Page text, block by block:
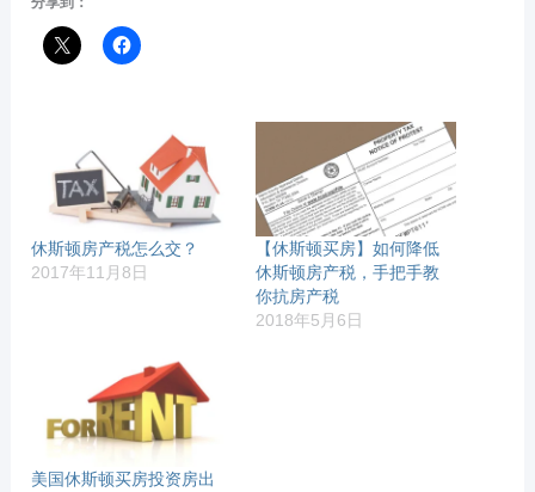
休斯顿房产税怎么交？
2017年11月8日
【休斯顿买房】如何降低
休斯顿房产税，手把手教
你抗房产税
2018年5月6日
美国休斯顿买房投资房出